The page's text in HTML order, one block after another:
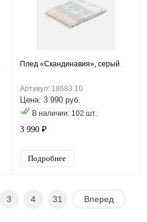
Плед «Скандинавия», серый
Артикул: 18683.10
Цена: 3 990 руб.
В наличии: 102 шт.
3 990 ₽
Подробнее
3 4 31 Вперед